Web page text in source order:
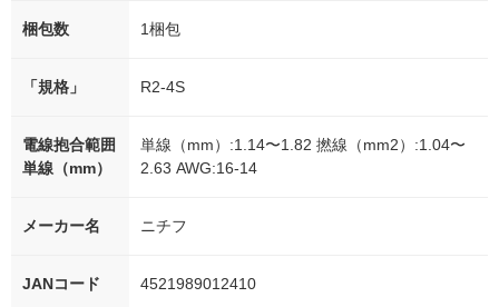
梱包数 1梱包
「規格」 R2-4S
電線抱合範囲
単線（mm）
単線（mm）:1.14〜1.82 撚線（mm2）:1.04〜
2.63 AWG:16-14
メーカー名 ニチフ
JANコード 4521989012410